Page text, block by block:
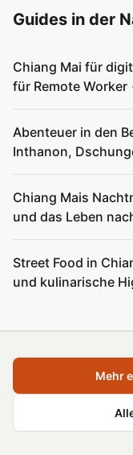
Guides in der
Chiang Mai für
für Remote Worker
Abenteuer in den
Inthanon,
Chiang Mais
und das Leben
Street Food in
und kulinarische
Mehr